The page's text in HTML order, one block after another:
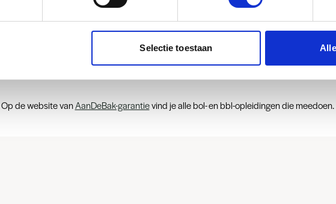
Selectie toestaan
Opleidingen met
AanDeBak-garantie
Op de website vanAanDeBak-garantievind je alle bol- en bbl-opleidingen die meedoen.